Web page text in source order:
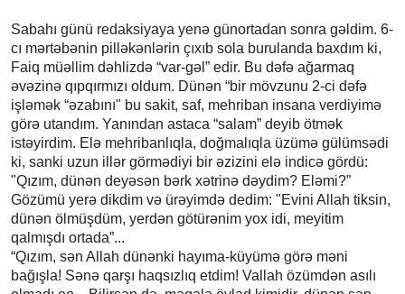
Sabahı günü redaksiyaya yenə günortadan sonra gəldim. 6-
cı mərtəbənin pilləkənlərin çıxıb sola burulanda baxdım ki,
Faiq müəllim dəhlizdə “var-gəl” edir. Bu dəfə ağarmaq
əvəzinə qıpqırmızı oldum. Dünən “bir mövzunu 2-ci dəfə
işləmək “əzabını" bu sakit, saf, mehriban insana verdiyimə
görə utandım. Yanından astaca “salam” deyib ötmək
istəyirdim. Elə mehribanlıqla, doğmalıqla üzümə gülümsədi
ki, sanki uzun illər görmədiyi bir əzizini elə indicə gördü:
"Qızım, dünən deyəsən bərk xətrinə dəydim? Eləmi?”
Gözümü yerə dikdim və ürəyimdə dedim: "Evini Allah tiksin,
dünən ölmüşdüm, yerdən götürənim yox idi, meyitim
qalmışdı ortada”...
“Qızım, sən Allah dünənki hayıma-küyümə görə məni
bağışla! Sənə qarşı haqsızlıq etdim! Vallah özümdən asılı